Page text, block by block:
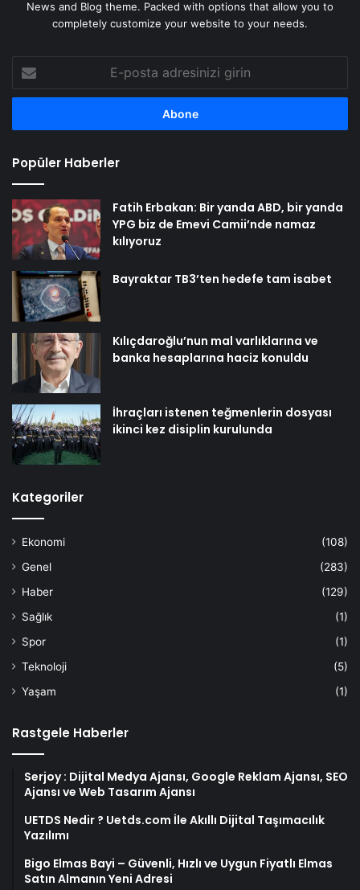
News and Blog theme. Packed with options that allow you to
completely customize your website to your needs.
posta
adresinizi
Popüler Haberler
Fatih Erbakan: Bir yanda ABD, bir yanda
YPG biz de Emevi Camii’nde namaz
kılıyoruz
Bayraktar TB3’ten hedefe tam isabet
Kılıçdaroğlu’nun mal varlıklarına ve
banka hesaplarına haciz konuldu
İhraçları istenen teğmenlerin dosyası
ikinci kez disiplin kurulunda
Kategoriler
Ekonomi
(108)
Genel
(283)
Haber
(129)
Sağlık
(1)
Spor
(1)
Teknoloji
(5)
Yaşam
(1)
Rastgele Haberler
Serjoy : Dijital Medya Ajansı, Google Reklam Ajansı, SEO
Ajansı ve Web Tasarım Ajansı
UETDS Nedir ? Uetds.com İle Akıllı Dijital Taşımacılık
Yazılımı
Bigo Elmas Bayi – Güvenli, Hızlı ve Uygun Fiyatlı Elmas
Satın Almanın Yeni Adresi